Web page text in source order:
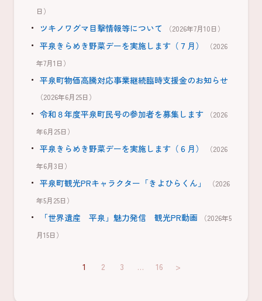
日）
ツキノワグマ目撃情報等について （2026年7月10日）
平泉きらめき野菜デーを実施します（７月）
（2026
年7月1日）
平泉町物価高騰対応事業継続臨時支援金のお知らせ
（2026年6月25日）
令和８年度平泉町民号の参加者を募集します
（2026
年6月25日）
平泉きらめき野菜デーを実施します（６月）
（2026
年6月3日）
平泉町観光PRキャラクター「きよひらくん」
（2026
年5月25日）
「世界遺産 平泉」魅力発信 観光PR動画
（2026年5
月15日）
1 2 3 … 16 >